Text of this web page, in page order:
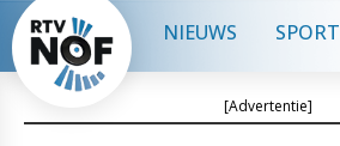
NIEUWS SPORT
[Advertentie]